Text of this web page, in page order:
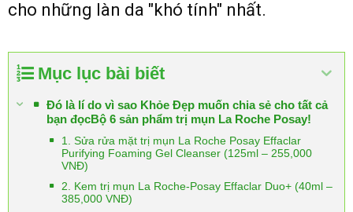
cho những làn da "khó tính" nhất.
Mục lục bài biết
Đó là lí do vì sao Khỏe Đẹp muốn chia sẻ cho tất cả
bạn đọcBộ 6 sản phẩm trị mụn La Roche Posay!
1. Sửa rửa mặt trị mụn La Roche Posay Effaclar
Purifying Foaming Gel Cleanser (125ml – 255,000
VNĐ)
2. Kem trị mụn La Roche-Posay Effaclar Duo+ (40ml –
385,000 VNĐ)